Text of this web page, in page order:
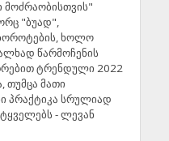
"ბუად",
ხოლო
წარმოჩენის
ტრენდული 2022
თუმცა მათი
პრაქტიკა სრულიად
- ლევან